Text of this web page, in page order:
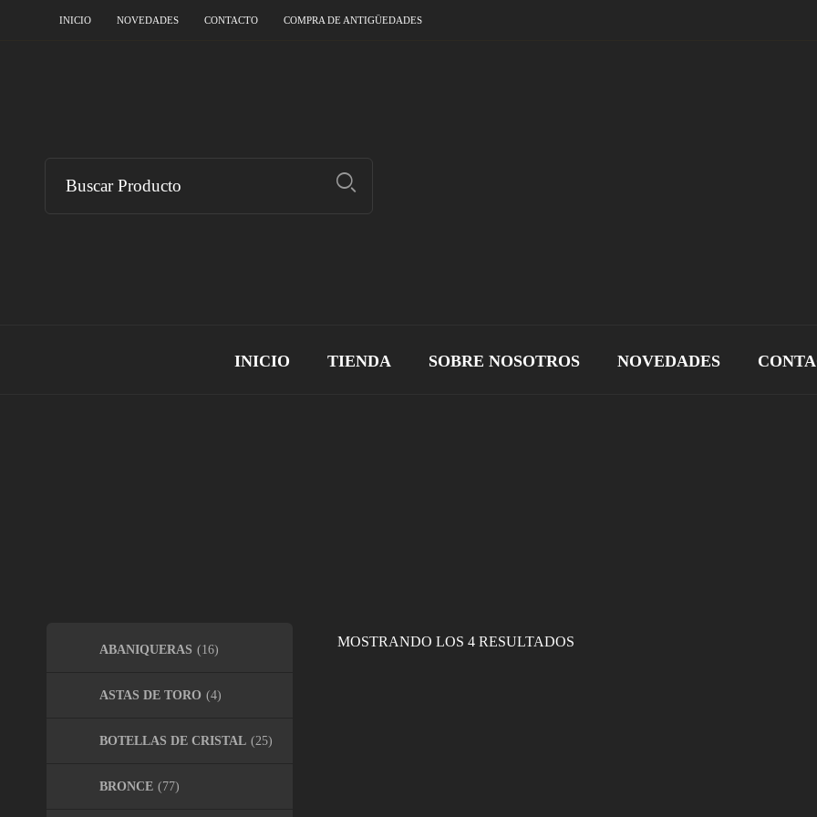
INICIO NOVEDADES CONTACTO COMPRA DE ANTIGÜEDADES
INICIO TIENDA SOBRE NOSOTROS NOVEDADES
ABANIQUERAS (16)
ASTAS DE TORO (4)
BOTELLAS DE CRISTAL (25)
BRONCE (77)
MOSTRANDO LOS 4 RESULTADOS